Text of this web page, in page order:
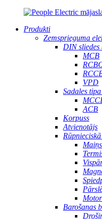
Produkti
Zemsprieguma
DIN
MCB
VPD
Sadales
ACB
Korpuss
Atvienotājs
Barošanas